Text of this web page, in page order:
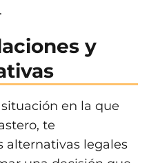
y
en la que
te
alternativas legales